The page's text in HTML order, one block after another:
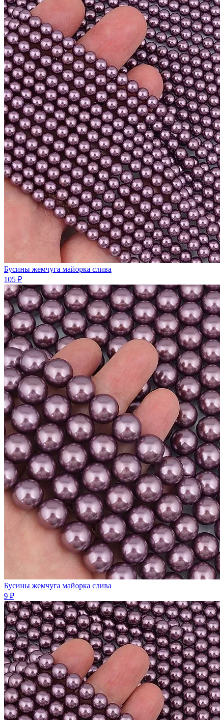
Бусины жемчуга майорка слива
105 ₽
Бусины жемчуга майорка слива
9 ₽